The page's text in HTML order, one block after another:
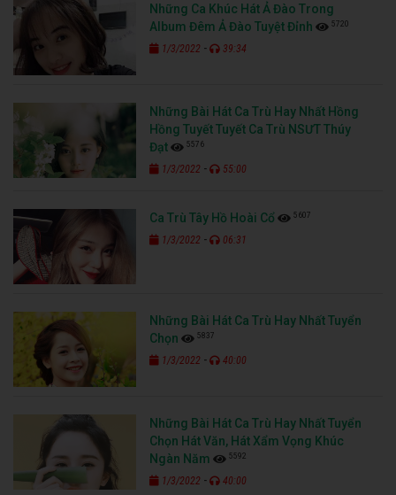
Những Ca Khúc Hát Ả Đào Trong
Album Đêm Ả Đào Tuyệt Đỉnh
5720
1/3/2022 - 39:34
Những Bài Hát Ca Trù Hay Nhất Hồng
Hồng Tuyết Tuyết Ca Trù NSƯT Thúy
Đạt
5576
1/3/2022 - 55:00
Ca Trù Tây Hồ Hoài Cổ 5607
1/3/2022 - 06:31
Những Bài Hát Ca Trù Hay Nhất Tuyển
Chọn
5837
1/3/2022 - 40:00
Những Bài Hát Ca Trù Hay Nhất Tuyển
Chọn Hát Văn, Hát Xẩm Vọng Khúc
Ngàn Năm
5592
1/3/2022 - 40:00